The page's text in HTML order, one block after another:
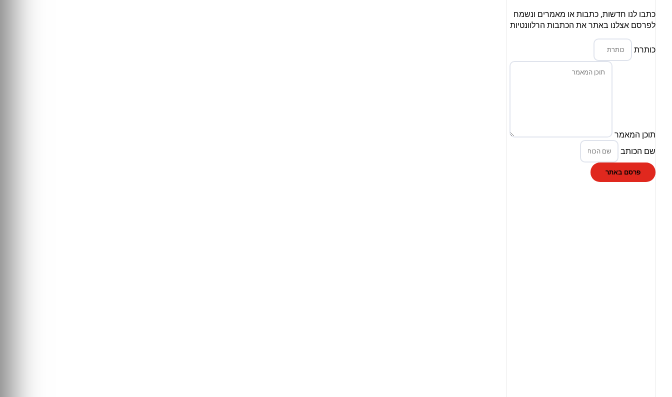
כתבו לנו חדשות, כתבות או מאמרים ונשמח
לפרסם אצלנו באתר את הכתבות הרלוונטיות
כותרת
תוכן המאמר
שם הכותב
פרסם באתר